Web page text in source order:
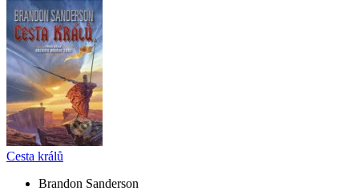
Cesta králů
Brandon Sanderson